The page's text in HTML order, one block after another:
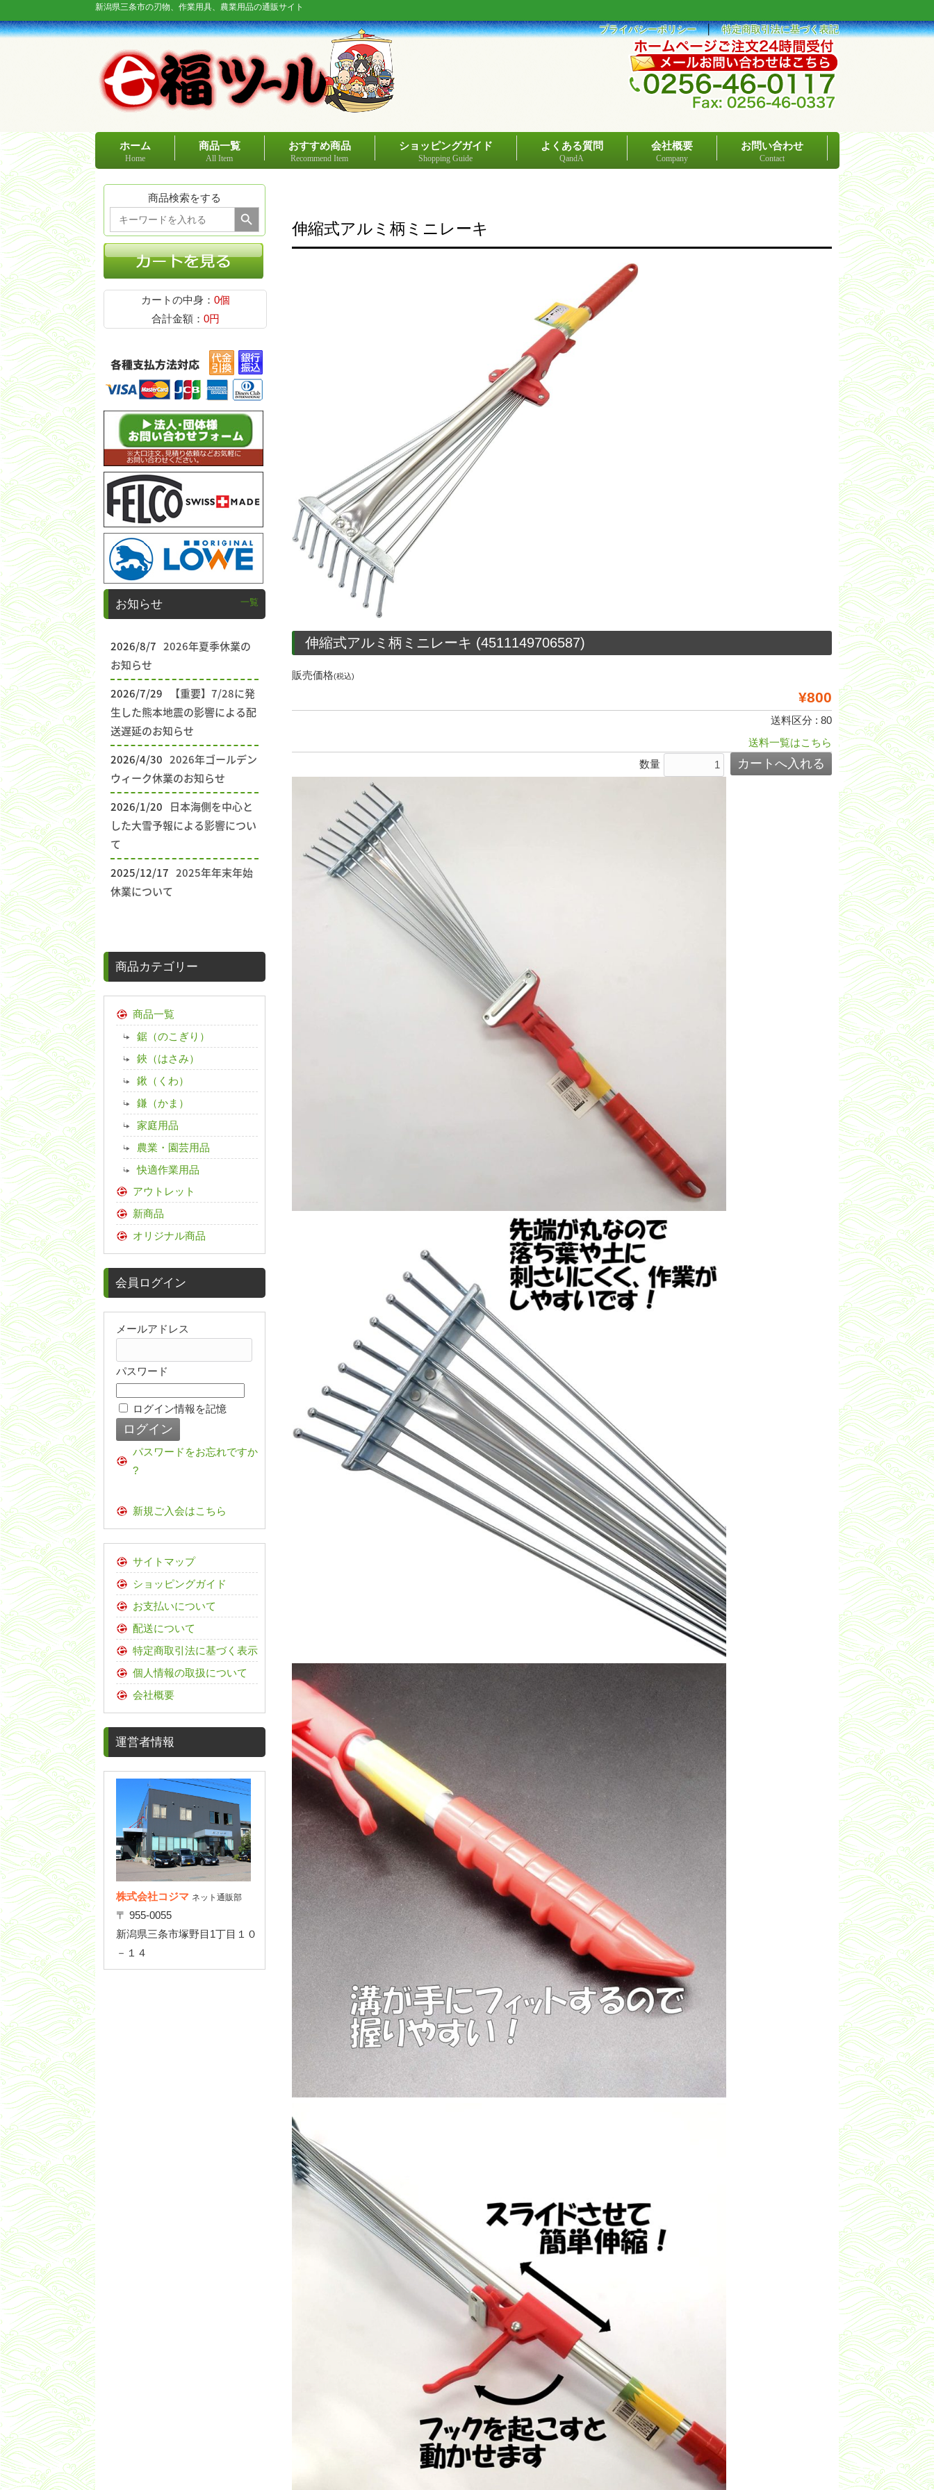
新潟県三条市の刃物、作業用具、農業用品の通販サイト
プライバシーポリシー│特定商取引法に基づく表記
ホーム
Home
商品一覧
All Item
おすすめ商品
Recommend Item
ショッピングガイド
Shopping Guide
よくある質問
QandA
会社概要
Company
お問い合わせ
Contact
伸縮式アルミ柄ミニレーキ
伸縮式アルミ柄ミニレーキ (4511149706587)
販売価格(税込)
¥800
送料区分 : 80
送料一覧はこちら
数量
商品検索をする
Search
for:
Search Button
カートの中身： 0個
合計金額： 0円
お知らせ 一覧
2026/8/7 2026年夏季休業の
お知らせ
2026/7/29
【重要】7/28に発
生した熊本地震の影響による配
送遅延のお知らせ
2026/4/30 2026年ゴールデン
ウィーク休業のお知らせ
2026/1/20
日本海側を中心と
した大雪予報による影響につい
て
2025/12/17 2025年年末年始
休業について
商品カテゴリー
商品一覧
鋸（のこぎり）
鋏（はさみ）
鍬（くわ）
鎌（かま）
家庭用品
農業・園芸用品
快適作業用品
アウトレット
新商品
オリジナル商品
会員ログイン
メールアドレス
パスワード
ログイン情報を記憶
パスワードをお忘れですか
?
新規ご入会はこちら
サイトマップ
ショッピングガイド
お支払いについて
配送について
特定商取引法に基づく表示
個人情報の取扱について
会社概要
運営者情報
株式会社コジマ ネット通販部
〒 955-0055
新潟県三条市塚野目1丁目１０
－１４